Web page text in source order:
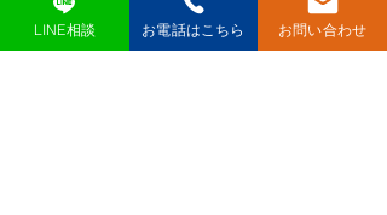
他の部屋のテレビの状態（全て映
らないのか、一部の部屋だけなの
LINE相談 お電話はこちら お問い合わせ